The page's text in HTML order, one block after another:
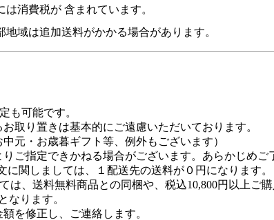
は消費税が 含まれています。
地域は追加送料がかかる場合があります。
も可能です。
取り置きは基本的にご遠慮いただいております。
・お歳暮ギフト等、例外もございます）
指定できかねる場合がございます。あらかじめご
に関しましては、１配送先の送料が０円になります。
は、送料無料商品との同梱や、税込10,800円以上ご購
なります。
を修正し、ご連絡します。